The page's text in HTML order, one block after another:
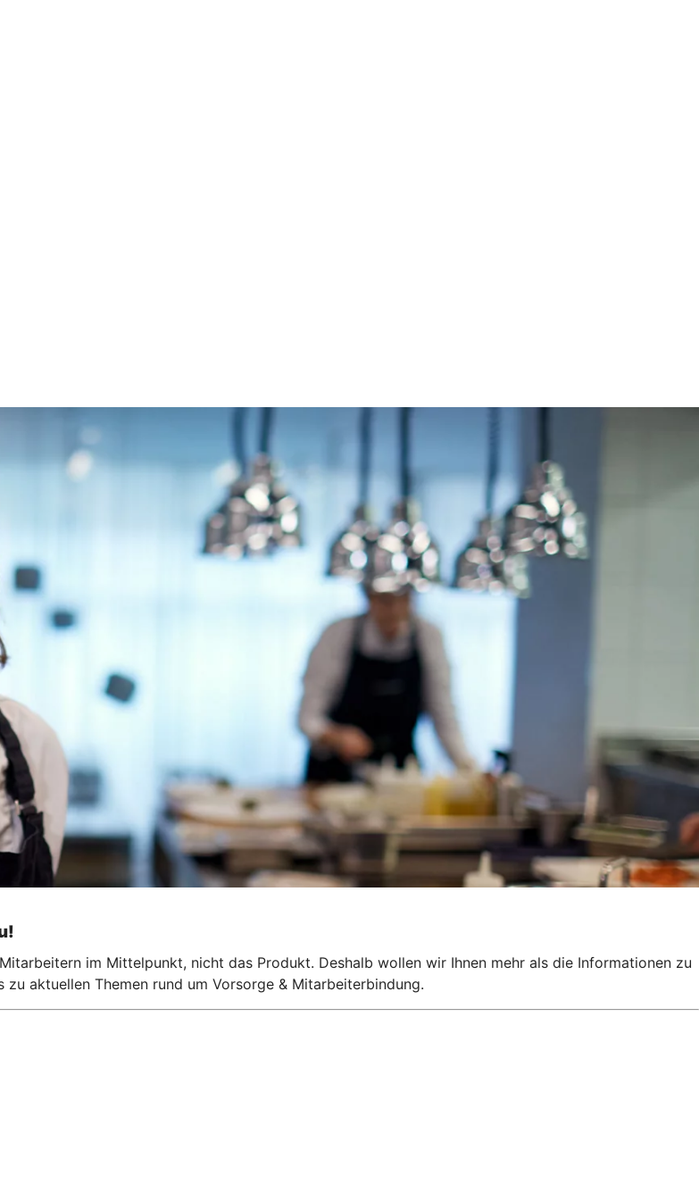
im Mittelpunkt, nicht das Produkt. Deshalb wollen wir Ihnen mehr als die Informationen zu
aktuellen Themen rund um Vorsorge & Mitarbeiterbindung.